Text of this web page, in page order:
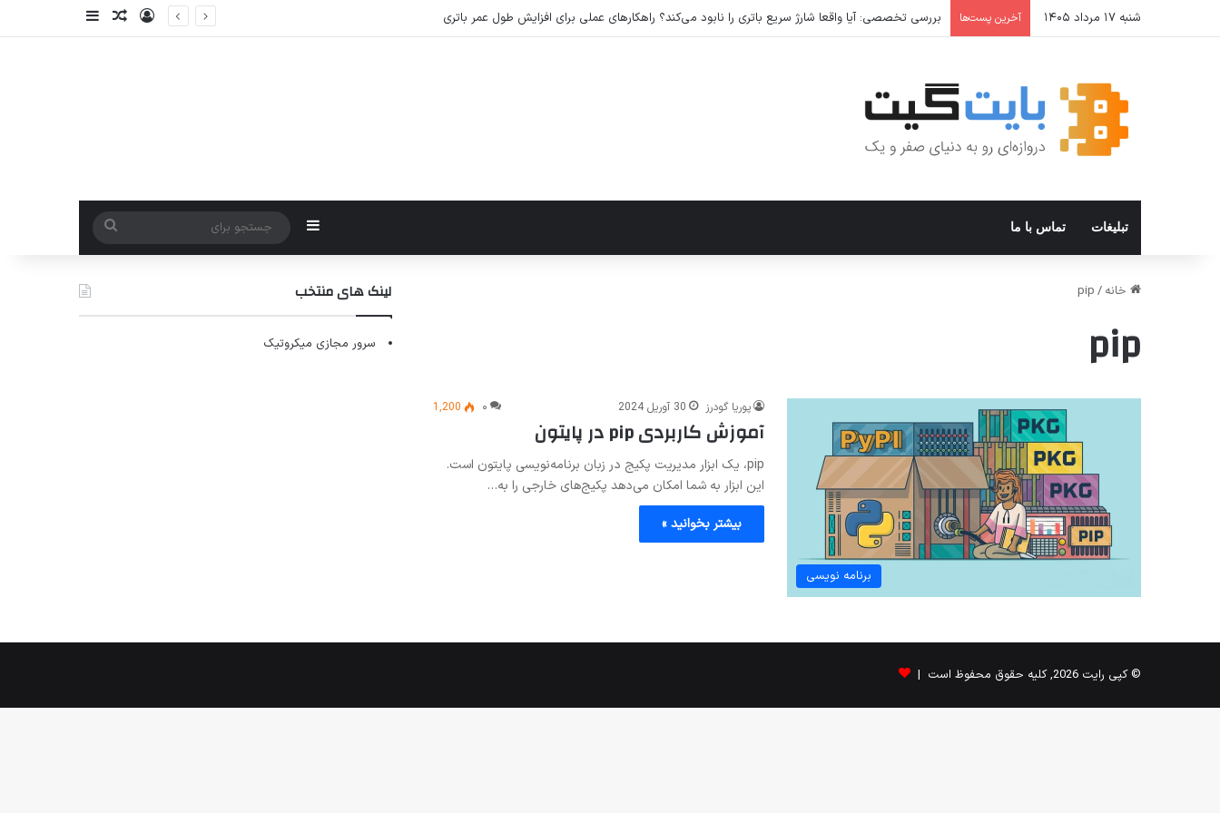
شنبه ۱۷ مرداد ۱۴۰۵ آخرین پست‌ها بررسی تخصصی: آیا واقعا شارژ سریع باتری را نابود می‌کند؟ راهکارهای عملی برای افزایش طول عمر باتری ورودنوشته تصادفی
سایدبار
تبلیغات تماس با ما سایدبار
جستجو
برای
خانه /
pip
pip
برنامه نویسی
پوریا گودرز 30 آوریل 2024 ۰ 1,200
آموزش کاربردی pip در پایتون
pip، یک ابزار مدیریت پکیج در زبان برنامه‌نویسی پایتون است.
این ابزار به شما امکان می‌دهد پکیج‌های خارجی را به…
بیشتر بخوانید »
لینک های منتخب
سرور مجازی میکروتیک
© کپی رایت 2026, کلیه حقوق محفوظ است |